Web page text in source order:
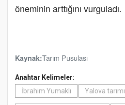
öneminin arttığını vurguladı.
Kaynak:Tarım Pusulası
Anahtar Kelimeler:
İbrahim Yumaklı
Yalova tarımı